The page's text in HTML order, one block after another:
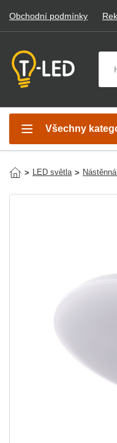
Obchodní podmínky
Všechny
> LED světla >